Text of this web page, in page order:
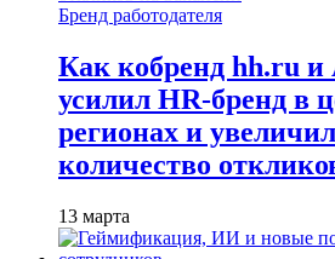
Бренд работодателя
Как кобренд hh.ru
усилил HR-бренд в
регионах и
количество
13 марта